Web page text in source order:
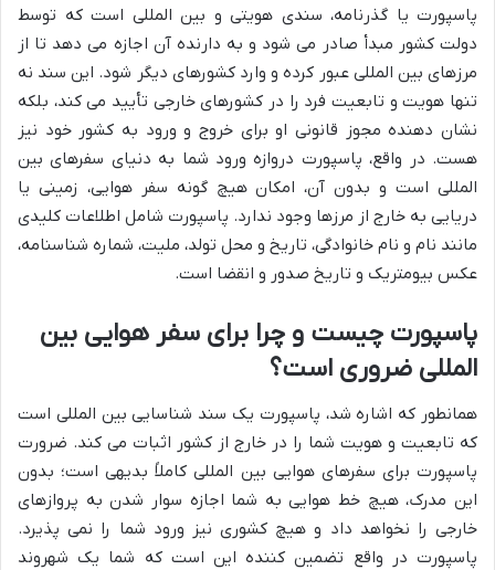
پاسپورت یا گذرنامه، سندی هویتی و بین المللی است که توسط
دولت کشور مبدأ صادر می شود و به دارنده آن اجازه می دهد تا از
مرزهای بین المللی عبور کرده و وارد کشورهای دیگر شود. این سند نه
تنها هویت و تابعیت فرد را در کشورهای خارجی تأیید می کند، بلکه
نشان دهنده مجوز قانونی او برای خروج و ورود به کشور خود نیز
هست. در واقع، پاسپورت دروازه ورود شما به دنیای سفرهای بین
المللی است و بدون آن، امکان هیچ گونه سفر هوایی، زمینی یا
دریایی به خارج از مرزها وجود ندارد. پاسپورت شامل اطلاعات کلیدی
مانند نام و نام خانوادگی، تاریخ و محل تولد، ملیت، شماره شناسنامه،
عکس بیومتریک و تاریخ صدور و انقضا است.
پاسپورت چیست و چرا برای سفر هوایی بین
المللی ضروری است؟
همانطور که اشاره شد، پاسپورت یک سند شناسایی بین المللی است
که تابعیت و هویت شما را در خارج از کشور اثبات می کند. ضرورت
پاسپورت برای سفرهای هوایی بین المللی کاملاً بدیهی است؛ بدون
این مدرک، هیچ خط هوایی به شما اجازه سوار شدن به پروازهای
خارجی را نخواهد داد و هیچ کشوری نیز ورود شما را نمی پذیرد.
پاسپورت در واقع تضمین کننده این است که شما یک شهروند